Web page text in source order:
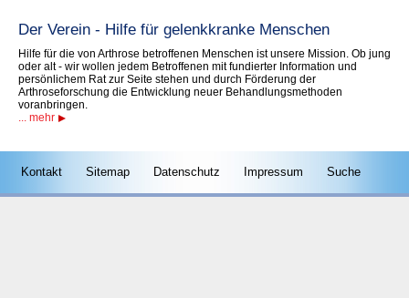
Der Verein - Hilfe für gelenkkranke Menschen
Hilfe für die von Arthrose betroffenen Menschen ist unsere Mission. Ob jung
oder alt - wir wollen jedem Betroffenen mit fundierter Information und
persönlichem Rat zur Seite stehen und durch Förderung der
Arthroseforschung die Entwicklung neuer Behandlungsmethoden
voranbringen.
... mehr
Kontakt Sitemap Datenschutz Impressum Suche